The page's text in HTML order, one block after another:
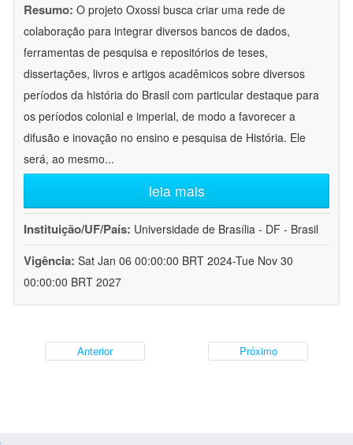
Resumo: O projeto Oxossi busca criar uma rede de
colaboração para integrar diversos bancos de dados,
ferramentas de pesquisa e repositórios de teses,
dissertações, livros e artigos acadêmicos sobre diversos
períodos da história do Brasil com particular destaque para
os períodos colonial e imperial, de modo a favorecer a
difusão e inovação no ensino e pesquisa de História. Ele
será, ao mesmo...
leia mais
Instituição/UF/País: Universidade de Brasília - DF - Brasil
Vigência: Sat Jan 06 00:00:00 BRT 2024-Tue Nov 30
00:00:00 BRT 2027
Anterior Próximo